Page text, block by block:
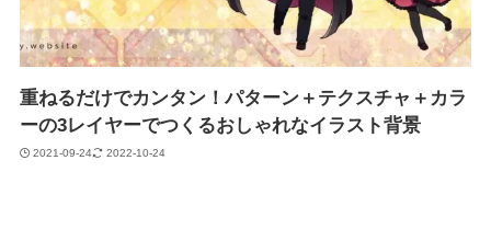
重ねるだけでカンタン！パターン＋テクスチャ＋カラ
ーの3レイヤーでつくるおしゃれなイラスト背景
2021-09-24 2022-10-24